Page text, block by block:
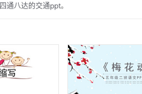
四通八达的交通ppt。